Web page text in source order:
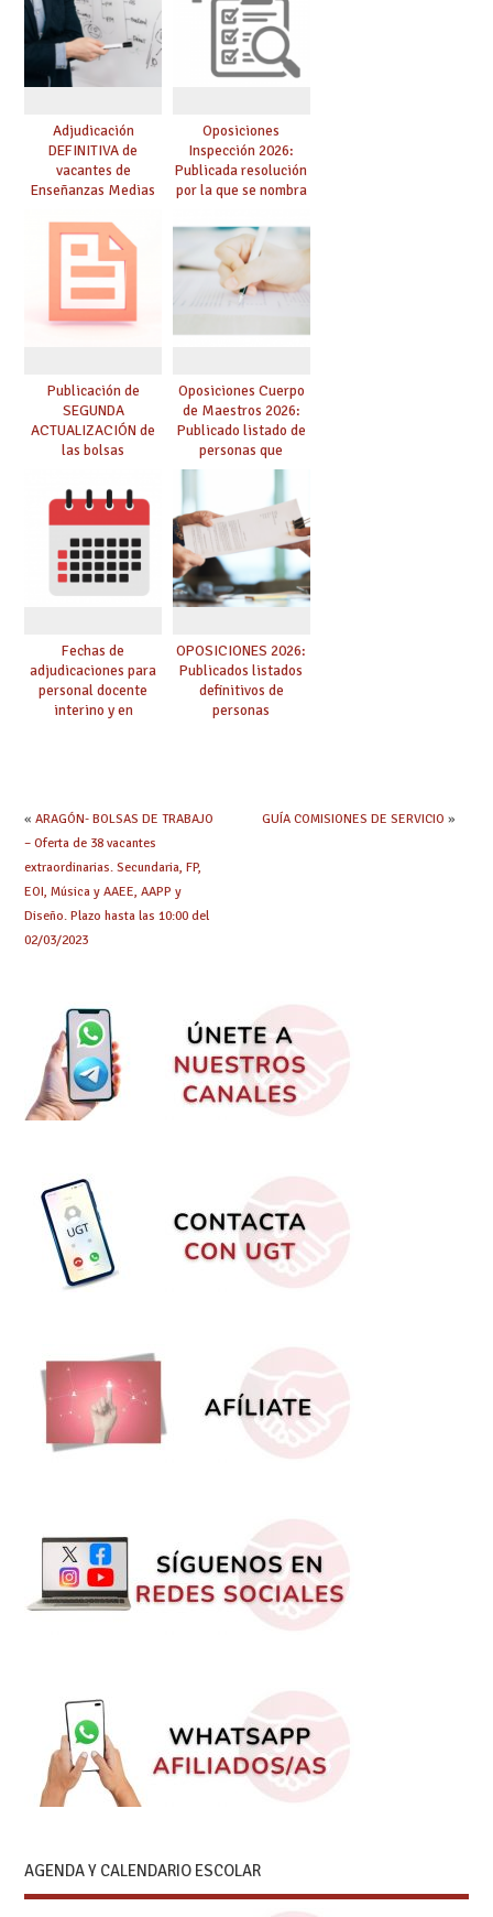
Adjudicación
DEFINITIVA de
vacantes de
Enseñanzas Medias
Oposiciones
Inspección 2026:
Publicada resolución
por la que se nombra
prácticas, se regulan
dichas prácticas y se
convoca acto público
de adjudicación
Publicación de
SEGUNDA
ACTUALIZACIÓN de
las bolsas
Cuerpo de Maestros
de especialidades
convocadas a
oposición
Oposiciones Cuerpo
de Maestros 2026:
Publicado listado de
personas que
adquieren nueva
especialidad
Fechas de
adjudicaciones para
personal docente
interino y en
OPOSICIONES 2026:
Publicados listados
definitivos de
personas
« ARAGÓN- BOLSAS DE TRABAJO
– Oferta de 38 vacantes
extraordinarias. Secundaria, FP,
EOI, Música y AAEE, AAPP y
Diseño. Plazo hasta las 10:00 del
02/03/2023
GUÍA COMISIONES DE SERVICIO »
AGENDA Y CALENDARIO ESCOLAR